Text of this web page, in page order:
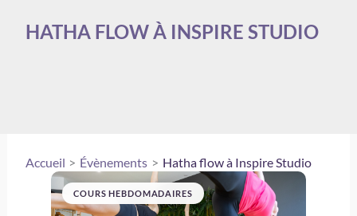
HATHA FLOW À INSPIRE STUDIO
Accueil Évènements Hatha flow à Inspire Studio
COURS HEBDOMADAIRES